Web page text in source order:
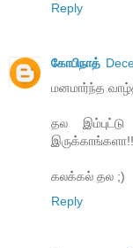
Reply
கோபிநாத்
மனமார்ந்த
தல
கலக்கல் தல ;)
Reply